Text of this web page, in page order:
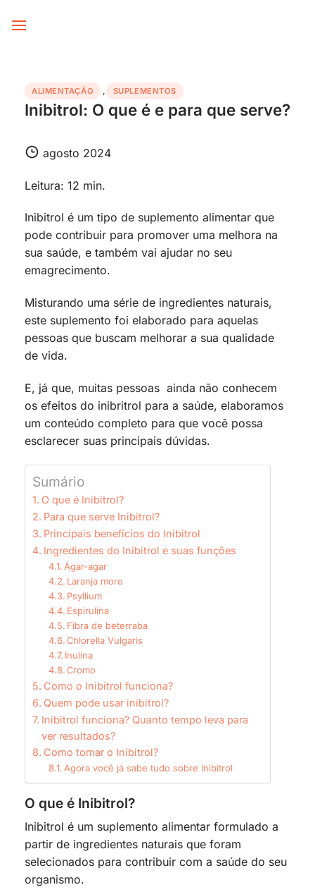
ALIMENTAÇÃO , SUPLEMENTOS
Inibitrol: O que é e para que serve?
agosto 2024
Leitura: 12 min.
Inibitrol é um tipo de suplemento alimentar que
pode contribuir para promover uma melhora na
sua saúde, e também vai ajudar no seu
emagrecimento.
Misturando uma série de ingredientes naturais,
este suplemento foi elaborado para aquelas
pessoas que buscam melhorar a sua qualidade
de vida.
E, já que, muitas pessoas ainda não conhecem
os efeitos do inibritrol para a saúde, elaboramos
um conteúdo completo para que você possa
esclarecer suas principais dúvidas.
Sumário
O que é Inibitrol?
Para que serve Inibitrol?
Principais benefícios do Inibitrol
Ingredientes do Inibitrol e suas funções
Ágar-agar
Laranja moro
Psyllium
Espirulina
Fibra de beterraba
Chlorella Vulgaris
Inulina
Cromo
Como o Inibitrol funciona?
Quem pode usar inibitrol?
Inibitrol funciona? Quanto tempo leva para
ver resultados?
Como tomar o Inibitrol?
Agora você já sabe tudo sobre Inibitrol
O que é Inibitrol?
Inibitrol é um suplemento alimentar formulado a
partir de ingredientes naturais que foram
selecionados para contribuir com a saúde do seu
organismo.